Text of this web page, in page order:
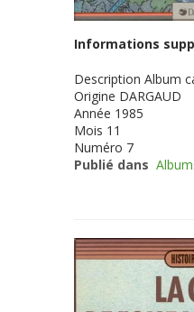
Informations
Description Album
Origine DARGAUD
Année 1985
Mois 11
Numéro 7
Publié dans